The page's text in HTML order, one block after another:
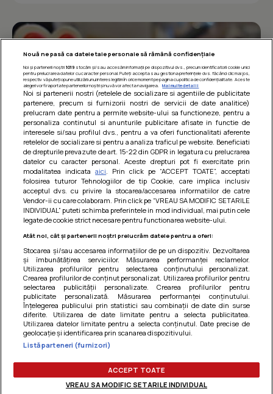
Barcute din vinete cu arpagic rosu
Un deliciu usor de preparat!
Termeni si conditii |
confidentialitate|Gestionați preferințele
Nouă ne pasă ca datele tale personale să rămână confidențiale
Noi și partenerii noștri 1019stocăm și/sau accesăm informații pe dispozitivul dvs., precum identificatorii cookie unici
pentru prelucrarea datelor cu caracter personal. Puteți accepta sau gestiona preferințele dvs. făcând clic mai jos,
respectiv vă puteți opune utilizării unui interes legitim în orice moment pe pagina cu politica de confidențialitate. Aceste
alegeri vor fi raportate partenerilor noștri și nu vă vor afecta navigarea.
Mai multe detalii
Noi si partenerii nostri (retelele de socializare si agentiile de publicitate
partenere, precum si furnizorii nostri de servicii de date analitice)
prelucram date pentru a permite website-ului sa functioneze, pentru a
personaliza continutul si anunturile publicitare afisate in functie de
interesele si/sau profilul dvs., pentru a va oferi functionalitati aferente
retelelor de socializare si pentru a analiza traficul pe website. Beneficiati
de drepturile prevazute de art. 15-22 din GDPR in legatura cu prelucrarea
datelor cu caracter personal. Aceste drepturi pot fi exercitate prin
modalitatea indicataaici . Prin click pe “ACCEPT TOATE”, acceptati
folosirea tuturor Tehnologiilor de tip Cookie, care implica inclusiv
acceptul dvs. cu privire la stocarea/accesarea informatiilor de catre
Vendor-ii cu care colaboram. Prin click pe “VREAU SA MODIFIC SETARILE
INDIVIDUAL” puteti schimba preferintele in mod individual, mai putin cele
legate de cookie strict necesare pentru functionarea website-ului.
Atât noi, cât și partenerii noștri prelucrăm datele pentru a oferi:
Stocarea și/sau accesarea informațiilor de pe un dispozitiv. Dezvoltarea
și îmbunătățirea serviciilor. Măsurarea performanței reclamelor.
Utilizarea profilurilor pentru selectarea conținutului personalizat.
Crearea profilurilor de conținut personalizat. Utilizarea profilurilor pentru
selectarea publicității personalizate. Crearea profilurilor pentru
publicitate personalizată. Măsurarea performanței conținutului.
Înțelegerea publicului prin statistici sau combinații de date din surse
diferite. Utilizarea de date limitate pentru a selecta publicitatea.
Utilizarea datelor limitate pentru a selecta conținutul. Date precise de
geolocație și identificarea prin scanarea dispozitivului.
Listă parteneri (furnizori)
ACCEPT TOATE
VREAU SA MODIFIC SETARILE INDIVIDUAL